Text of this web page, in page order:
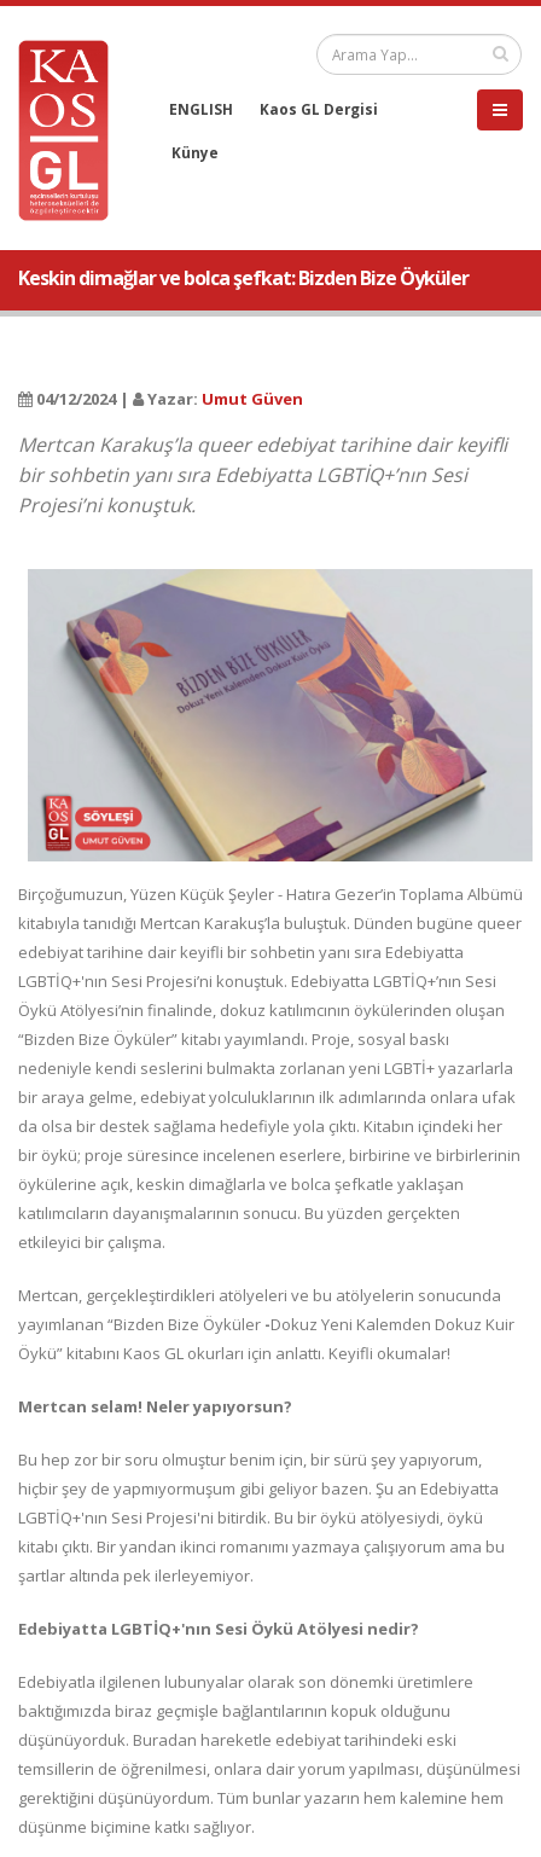
ENGLISH Kaos GL Dergisi
Künye
Keskin dimağlar ve bolca şefkat: Bizden Bize Öyküler
04/12/2024 | Yazar: Umut Güven
Mertcan Karakuş’la queer edebiyat tarihine dair keyifli
bir sohbetin yanı sıra Edebiyatta LGBTİQ+’nın Sesi
Projesi’ni konuştuk.
Birçoğumuzun, Yüzen Küçük Şeyler - Hatıra Gezer’in Toplama Albümü
kitabıyla tanıdığı Mertcan Karakuş’la buluştuk. Dünden bugüne queer
edebiyat tarihine dair keyifli bir sohbetin yanı sıra Edebiyatta
LGBTİQ+'nın Sesi Projesi’ni konuştuk. Edebiyatta LGBTİQ+’nın Sesi
Öykü Atölyesi’nin finalinde, dokuz katılımcının öykülerinden oluşan
“Bizden Bize Öyküler” kitabı yayımlandı. Proje, sosyal baskı
nedeniyle kendi seslerini bulmakta zorlanan yeni LGBTİ+ yazarlarla
bir araya gelme, edebiyat yolculuklarının ilk adımlarında onlara ufak
da olsa bir destek sağlama hedefiyle yola çıktı. Kitabın içindeki her
bir öykü; proje süresince incelenen eserlere, birbirine ve birbirlerinin
öykülerine açık, keskin dimağlarla ve bolca şefkatle yaklaşan
katılımcıların dayanışmalarının sonucu. Bu yüzden gerçekten
etkileyici bir çalışma.
Mertcan, gerçekleştirdikleri atölyeleri ve bu atölyelerin sonucunda
yayımlanan “Bizden Bize Öyküler -Dokuz Yeni Kalemden Dokuz Kuir
Öykü” kitabını Kaos GL okurları için anlattı. Keyifli okumalar!
Mertcan selam! Neler yapıyorsun?
Bu hep zor bir soru olmuştur benim için, bir sürü şey yapıyorum,
hiçbir şey de yapmıyormuşum gibi geliyor bazen. Şu an Edebiyatta
LGBTİQ+'nın Sesi Projesi'ni bitirdik. Bu bir öykü atölyesiydi, öykü
kitabı çıktı. Bir yandan ikinci romanımı yazmaya çalışıyorum ama bu
şartlar altında pek ilerleyemiyor.
Edebiyatta LGBTİQ+'nın Sesi Öykü Atölyesi nedir?
Edebiyatla ilgilenen lubunyalar olarak son dönemki üretimlere
baktığımızda biraz geçmişle bağlantılarının kopuk olduğunu
düşünüyorduk. Buradan hareketle edebiyat tarihindeki eski
temsillerin de öğrenilmesi, onlara dair yorum yapılması, düşünülmesi
gerektiğini düşünüyordum. Tüm bunlar yazarın hem kalemine hem
düşünme biçimine katkı sağlıyor.